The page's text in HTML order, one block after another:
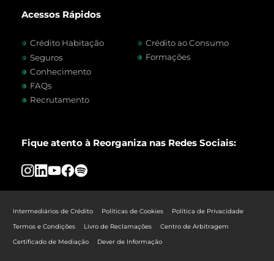
Acessos Rápidos
Crédito Habitação
Crédito ao Consumo
Seguros
Formações
Conhecimento
FAQs
Recrutamento
Fique atento à Reorganiza nas Redes Sociais:
Intermediários de Crédito Políticas de Cookies
Política de Privacidade
Termos e Condições
Livro de Reclamações
Centro de Arbitragem
Certificado de Mediação
Dever de Informação